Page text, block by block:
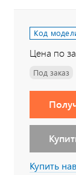
Код
Цена по
Под заказ
Купить